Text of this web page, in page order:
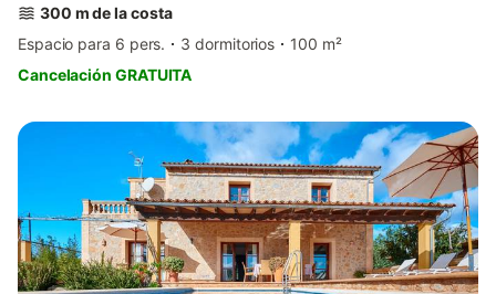
300 m de la costa
Espacio para 6 pers.
3 dormitorios
100 m²
Cancelación GRATUITA